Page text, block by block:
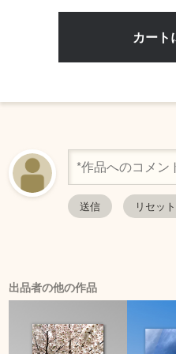
出品者の他の作品